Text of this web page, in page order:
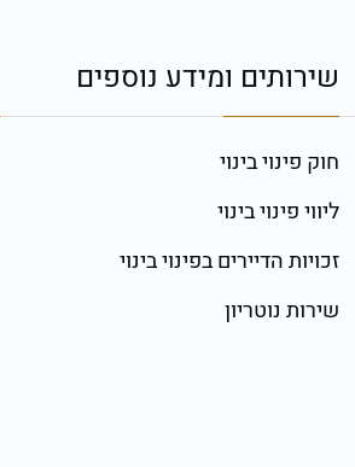
שירותים ומידע נוספים
חוק פינוי בינוי
ליווי פינוי בינוי
זכויות הדיירים בפינוי בינוי
שירות נוטריון